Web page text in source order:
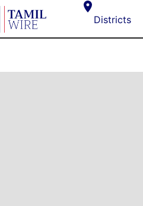
Districts